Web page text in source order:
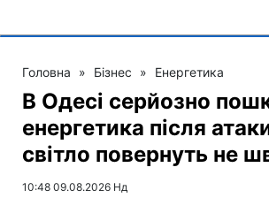
Головна » Бізнес » Енергетика
В Одесі серйозно
енергетика після
світло повернуть не
10:48 09.08.2026 Нд